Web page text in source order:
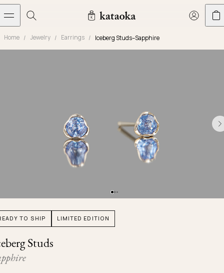
メインコンテンツへスキップ
The world of kataoka
Marriage Rings
Bracelets
New Arrivals
Less is More
Herbarium
Calyx
Brut
Plates
Ojyu Boxes
Lights
Our Houses of Artistry
Yoshinobu's Diary
Chronicles
Custom-blended Metal
Book an Appointment
Common Questions
Resizing & Repairs
Limited Lifetime Warranty
Home Jewelry Earrings Iceberg Studs–Sapphire
TO SHIP LIMITED EDITION
Studs